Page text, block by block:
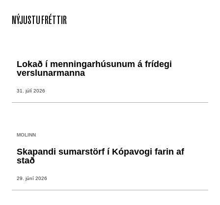
NÝJUSTU FRÉTTIR
Lokað í menningarhúsunum á frídegi
verslunarmanna
31. júlí 2026
MOLINN
Skapandi sumarstörf í Kópavogi farin af
stað
29. júní 2026